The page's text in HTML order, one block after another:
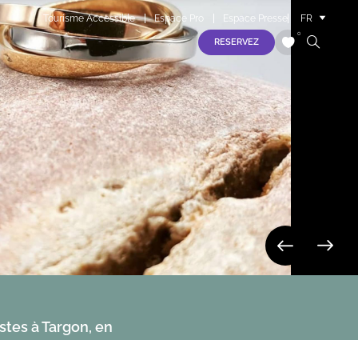
jeudi 06 août
vendredi 07 août
samedi 08 août
dimanche 09 août
lundi 10 août
RESERVEZ
0
Tourisme Accessible Espace Pro Espace Presse
FR
ES
à Targon, en